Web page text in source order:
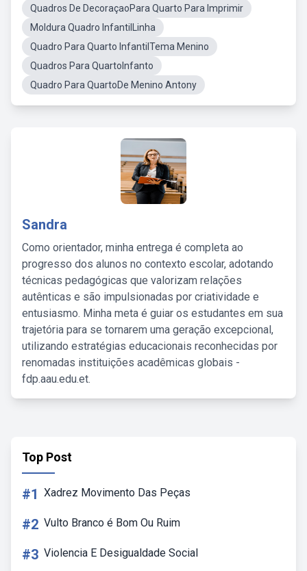
Quadros De DecoraçaoPara Quarto Para Imprimir
Moldura Quadro InfantilLinha
Quadro Para Quarto InfantilTema Menino
Quadros Para QuartoInfanto
Quadro Para QuartoDe Menino Antony
Sandra
Como orientador, minha entrega é completa ao
progresso dos alunos no contexto escolar, adotando
técnicas pedagógicas que valorizam relações
autênticas e são impulsionadas por criatividade e
entusiasmo. Minha meta é guiar os estudantes em sua
trajetória para se tornarem uma geração excepcional,
utilizando estratégias educacionais reconhecidas por
renomadas instituições acadêmicas globais -
fdp.aau.edu.et.
Top Post
#1 Xadrez Movimento Das Peças
#2 Vulto Branco é Bom Ou Ruim
#3 Violencia E Desigualdade Social